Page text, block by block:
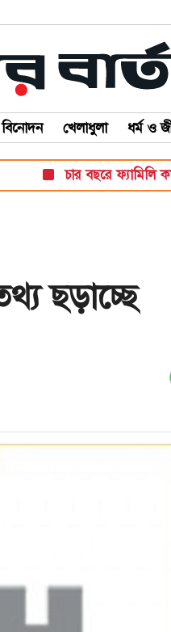
বিনোদন খেলাধুলা ধর্ম ও
চার বছরে ফ্যামিলি
ছড়াচ্ছে